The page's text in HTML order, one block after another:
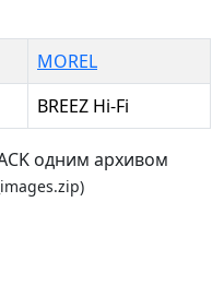
MOREL
BREEZ Hi-Fi
одним архивом